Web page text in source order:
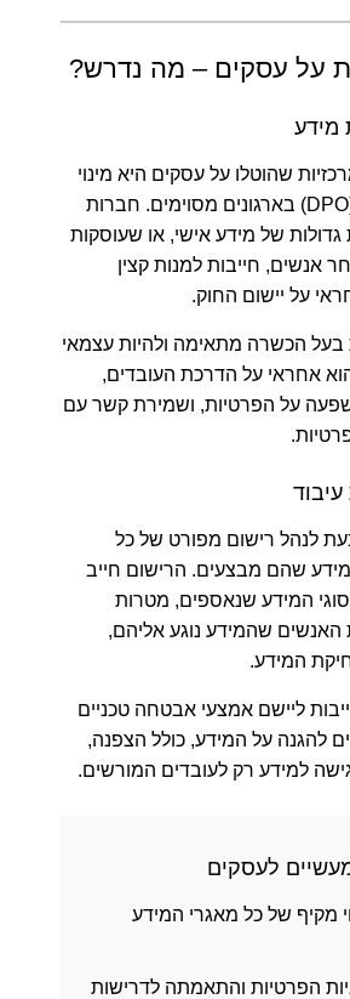
על עסקים – מה נדרש?
מידע
שהוטלו על עסקים היא מינוי
קצין הגנת מידע (DPO) בארגונים מסוימים. חברות
של מידע אישי, או שעוסקות
אנשים, חייבות למנות קצין
על יישום החוק.
בעל הכשרה מתאימה ולהיות עצמאי
אחראי על הדרכת העובדים,
על הפרטיות, ושמירת קשר עם
עיבוד
לנהל רישום מפורט של כל
שהם מבצעים. הרישום חייב
המידע שנאספים, מטרות
האנשים שהמידע נוגע אליהם,
המידע.
ליישם אמצעי אבטחה טכניים
להגנה על המידע, כולל הצפנה,
גישה למידע רק לעובדים המורשים.
לעסקים
מקיף של כל מאגרי המידע
הפרטיות והתאמתה לדרישות